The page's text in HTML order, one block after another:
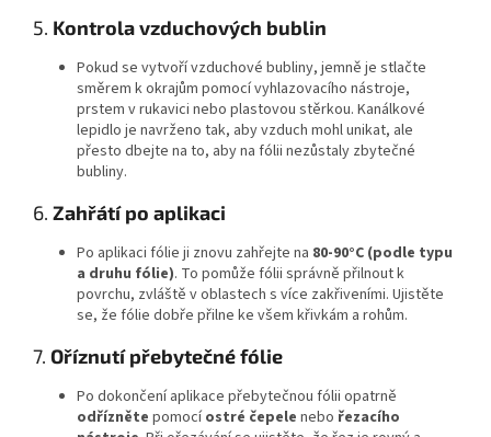
5. Kontrola vzduchových bublin
Pokud se vytvoří vzduchové bubliny, jemně je stlačte
směrem k okrajům pomocí vyhlazovacího nástroje,
prstem v rukavici nebo plastovou stěrkou. Kanálkové
lepidlo je navrženo tak, aby vzduch mohl unikat, ale
přesto dbejte na to, aby na fólii nezůstaly zbytečné
bubliny.
6. Zahřátí po aplikaci
Po aplikaci fólie ji znovu zahřejte na 80-90°C (podle typu
a druhu fólie). To pomůže fólii správně přilnout k
povrchu, zvláště v oblastech s více zakřiveními. Ujistěte
se, že fólie dobře přilne ke všem křivkám a rohům.
7. Oříznutí přebytečné fólie
Po dokončení aplikace přebytečnou fólii opatrně
odřízněte pomocíostré čepele nebo řezacího